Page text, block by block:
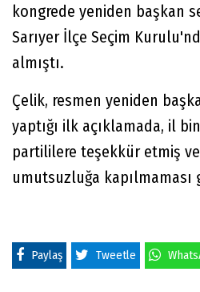
kongrede yeniden başkan
Sarıyer İlçe Seçim
almıştı.
Çelik, resmen yeniden
yaptığı ilk açıklamada, il
partililere teşekkür etmiş
umutsuzluğa
Paylaş Tweetle